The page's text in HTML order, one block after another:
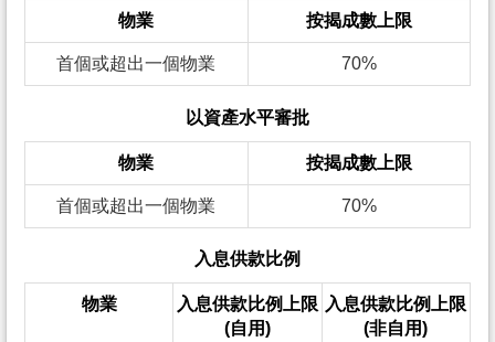
物業 按揭成數上限
首個或超出一個物業 70%
以資產水平審批
物業 按揭成數上限
首個或超出一個物業 70%
入息供款比例
物業
入息供款比例上限
(自用)
入息供款比例上限
(非自用)